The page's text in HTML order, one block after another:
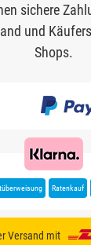
sichere
und
Shops.
Ratenkauf
Versand mit